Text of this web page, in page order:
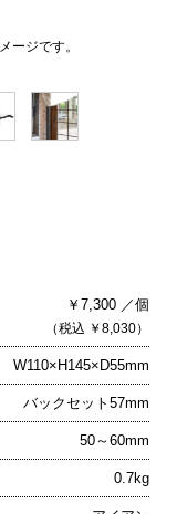
ージです。
￥7,300 ／個
（税込 ￥8,030）
W110×H145×D55mm
バックセット57mm
50～60mm
0.7kg